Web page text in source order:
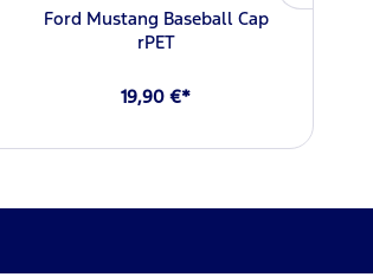
Ford Mustang Baseball Cap
rPET
19,90 €*